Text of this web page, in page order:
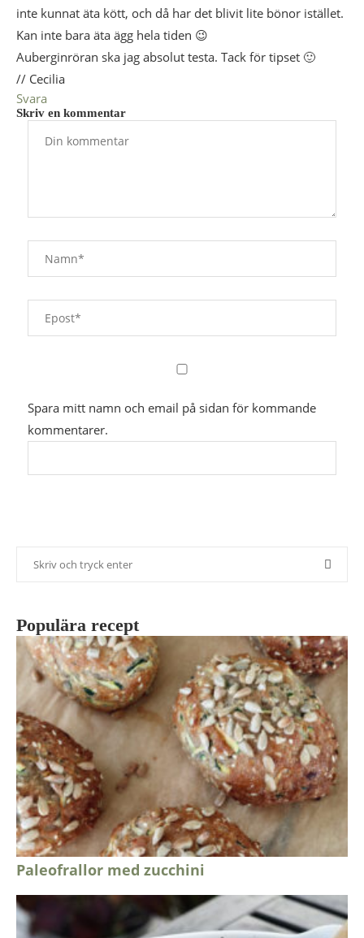
inte kunnat äta kött, och då har det blivit lite bönor istället.
Kan inte bara äta ägg hela tiden 😉
Auberginröran ska jag absolut testa. Tack för tipset 🙂
// Cecilia
Svara
Skriv en kommentar
Spara mitt namn och email på sidan för kommande
kommentarer.
Populära recept
Paleofrallor med zucchini